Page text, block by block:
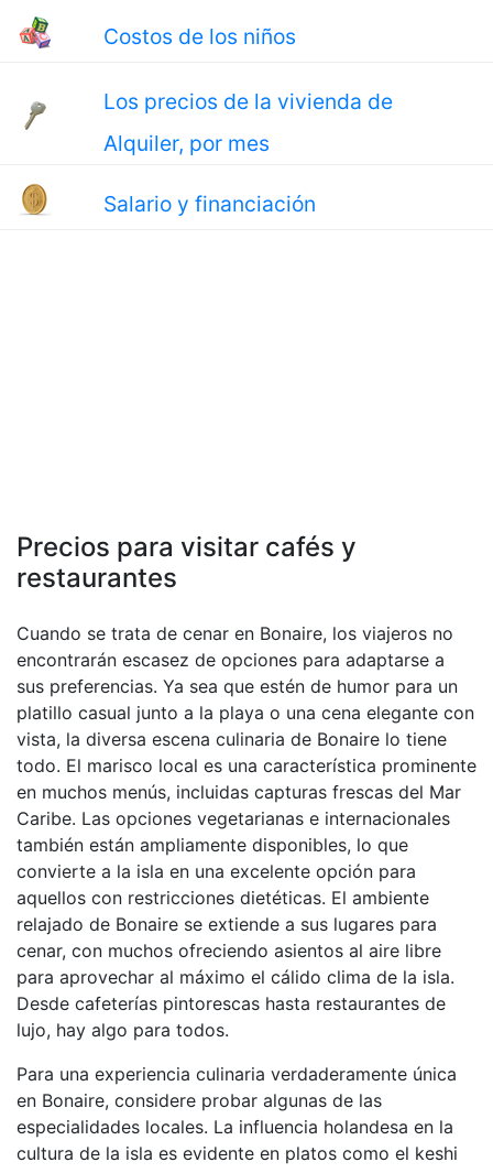
Costos de los niños
Los precios de la vivienda de
Alquiler, por mes
Salario y financiación
Precios para visitar cafés y
restaurantes
Cuando se trata de cenar en Bonaire, los viajeros no
encontrarán escasez de opciones para adaptarse a
sus preferencias. Ya sea que estén de humor para un
platillo casual junto a la playa o una cena elegante con
vista, la diversa escena culinaria de Bonaire lo tiene
todo. El marisco local es una característica prominente
en muchos menús, incluidas capturas frescas del Mar
Caribe. Las opciones vegetarianas e internacionales
también están ampliamente disponibles, lo que
convierte a la isla en una excelente opción para
aquellos con restricciones dietéticas. El ambiente
relajado de Bonaire se extiende a sus lugares para
cenar, con muchos ofreciendo asientos al aire libre
para aprovechar al máximo el cálido clima de la isla.
Desde cafeterías pintorescas hasta restaurantes de
lujo, hay algo para todos.
Para una experiencia culinaria verdaderamente única
en Bonaire, considere probar algunas de las
especialidades locales. La influencia holandesa en la
cultura de la isla es evidente en platos como el keshi